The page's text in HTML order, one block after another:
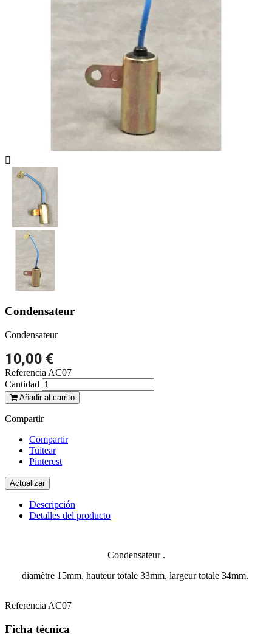

Condensateur
Condensateur
10,00 €
Referencia AC07
Cantidad
Añadir al carrito
Compartir
Compartir
Tuitear
Pinterest
Descripción
Detalles del producto
Condensateur .
diamètre 15mm, hauteur totale 33mm, largeur totale 34mm.
Referencia AC07
Ficha técnica